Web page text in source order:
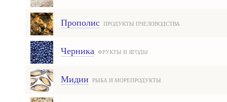
Прополис ПРОДУКТЫ ПЧЕЛОВОДСТВА
Черника ФРУКТЫ И ЯГОДЫ
Мидии РЫБА И МОРЕПРОДУКТЫ